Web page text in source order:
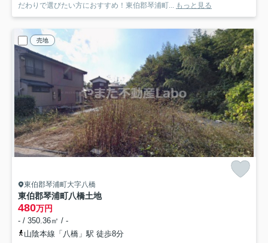
だわりで選びたい方におすすめ！東伯郡琴浦町... もっと見る
売地
東伯郡琴浦町大字八橋
東伯郡琴浦町八橋土地
480万円
- / 350.36㎡ / -
山陰本線「八橋」駅 徒歩8分